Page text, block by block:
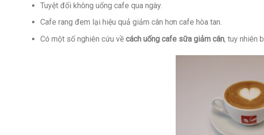
Tuyệt đối không uống cafe qua ngày.
Cafe rang đem lại hiệu quả giảm cân hơn cafe hòa tan.
Có một số nghiên cứu về cách uống cafe sữa giảm cân, tuy nhiên